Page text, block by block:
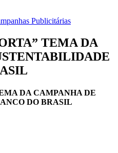
Publicitárias
TEMA DA
DA CAMPANHA DE
DO BRASIL